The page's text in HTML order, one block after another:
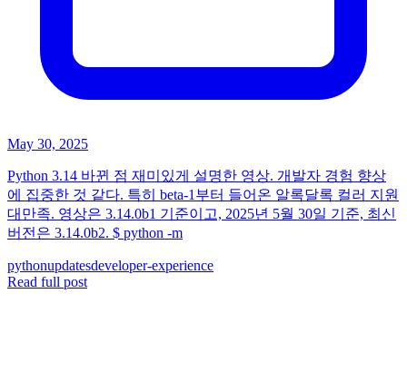
May 30, 2025
Python 3.14 바뀐 점 재미있게 설명한 영상. 개발자 경험 향상
에 집중한 것 같다. 특히 beta-1부터 들어온 알록달록 컬러 지원
대만족. 영상은 3.14.0b1 기준이고, 2025년 5월 30일 기준, 최신
버전은 3.14.0b2. $ python -m
pythonupdatesdeveloper-experience
Read full post